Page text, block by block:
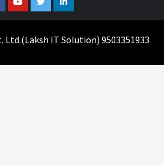
Ltd.(Laksh IT Solution) 9503351933